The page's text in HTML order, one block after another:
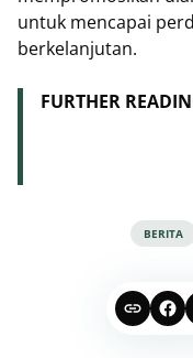
untuk mencapai
berkelanjutan.
FURTHER
BERITA